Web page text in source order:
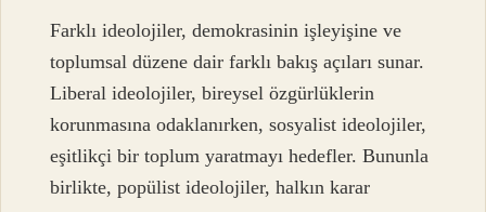
Farklı ideolojiler, demokrasinin işleyişine ve
toplumsal düzene dair farklı bakış açıları sunar.
Liberal ideolojiler, bireysel özgürlüklerin
korunmasına odaklanırken, sosyalist ideolojiler,
eşitlikçi bir toplum yaratmayı hedefler. Bununla
birlikte, popülist ideolojiler, halkın karar